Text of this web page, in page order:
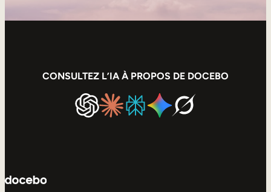
CONSULTEZ L’IA À PROPOS DE DOCEBO